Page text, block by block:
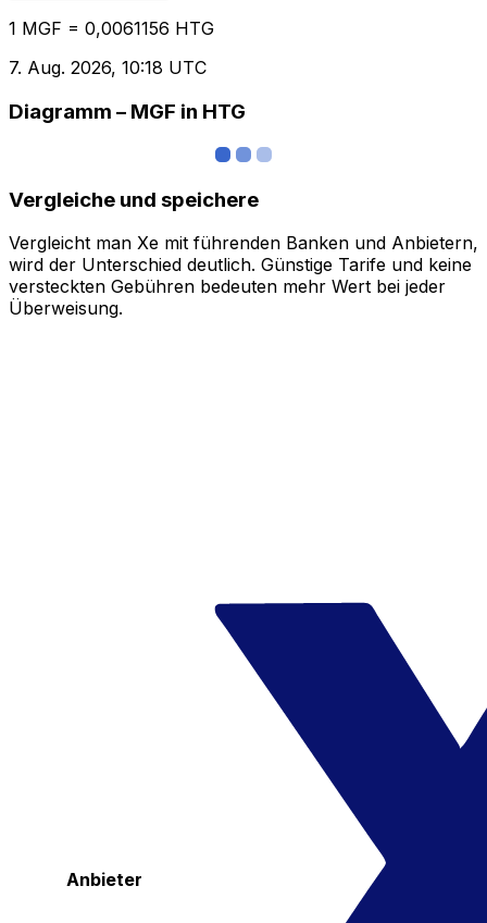
1 MGF = 0,0061156 HTG
7. Aug. 2026, 10:18 UTC
Diagramm – MGF in HTG
Vergleiche und speichere
Vergleicht man Xe mit führenden Banken und Anbietern,
wird der Unterschied deutlich. Günstige Tarife und keine
versteckten Gebühren bedeuten mehr Wert bei jeder
Überweisung.
Anbieter